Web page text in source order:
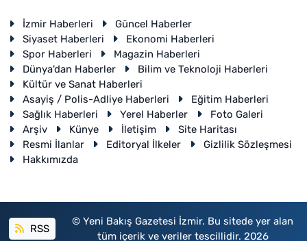
İzmir Haberleri
Güncel Haberler
Siyaset Haberleri
Ekonomi Haberleri
Spor Haberleri
Magazin Haberleri
Dünya'dan Haberler
Bilim ve Teknoloji Haberleri
Kültür ve Sanat Haberleri
Asayiş / Polis-Adliye Haberleri
Eğitim Haberleri
Sağlık Haberleri
Yerel Haberler
Foto Galeri
Arşiv
Künye İletişim
Site Haritası
Resmi İlanlar
Editoryal İlkeler
Gizlilik Sözleşmesi
Hakkımızda
RSS
© Yeni Bakış Gazetesi İzmir. Bu sitede yer alan
tüm içerik ve veriler tescillidir. 2026